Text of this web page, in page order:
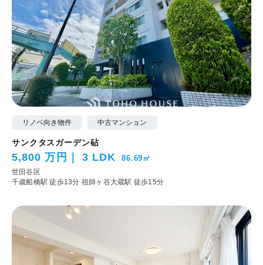
リノベ向き物件 中古マンション
サンクタスガーデン砧
5,800 万円 3 LDK 86.69㎡
世田谷区
千歳船橋駅 徒歩13分 祖師ヶ谷大蔵駅 徒歩15分